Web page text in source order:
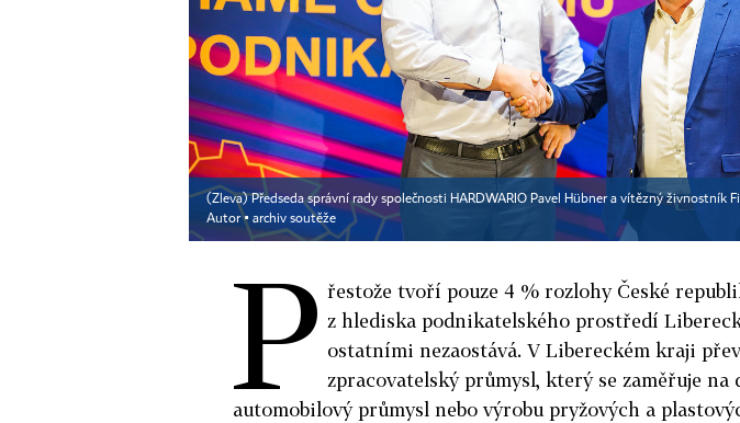
(Zleva) Předseda správní rady společnosti HARDWARIO Pavel Hübner a vítězný živnostník
Autor ▪ archiv soutěže
P řestože tvoří pouze 4 % rozlohy České
z hlediska podnikatelského prostředí
ostatními nezaostává. V Libereckém kraji
zpracovatelský průmysl, který se zaměřuje na
automobilový průmysl nebo výrobu pryžových a